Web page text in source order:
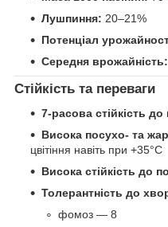
Лушпиння: 20–21%
Потенціал
Середня врожайність:
Стійкість та переваги
7-расова стійкість
Висока посухо- та
цвітіння навіть при +35°C
Висока стійкість до
Толерантність до
фомоз — 8